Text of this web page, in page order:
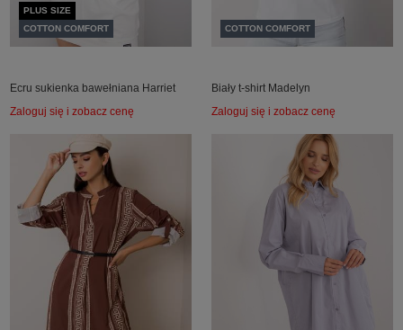
PLUS SIZE
COTTON COMFORT
Ecru sukienka bawełniana Harriet
Zaloguj się i zobacz cenę
COTTON COMFORT
Biały t-shirt Madelyn
Zaloguj się i zobacz cenę